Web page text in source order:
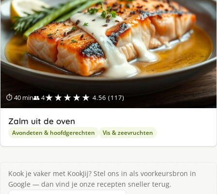
⏱ 40 min👥 4★★★★★ 4.56 (117)
Zalm uit de oven
Avondeten & hoofdgerechten Vis & zeevruchten
Kook je vaker met KookJij? Stel ons in als voorkeursbron in
Google — dan vind je onze recepten sneller terug.